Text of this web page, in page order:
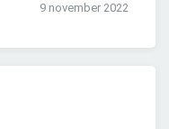
9 november 2022